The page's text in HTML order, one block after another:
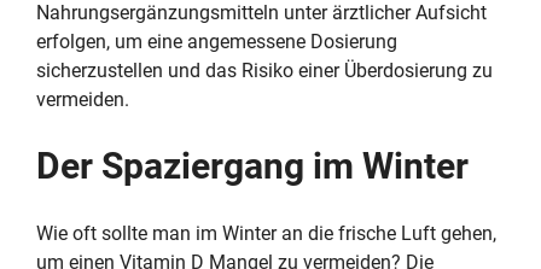
Nahrungsergänzungsmitteln unter ärztlicher Aufsicht
erfolgen, um eine angemessene Dosierung
sicherzustellen und das Risiko einer Überdosierung zu
vermeiden.
Der Spaziergang im Winter
Wie oft sollte man im Winter an die frische Luft gehen,
um einen Vitamin D Mangel zu vermeiden? Die